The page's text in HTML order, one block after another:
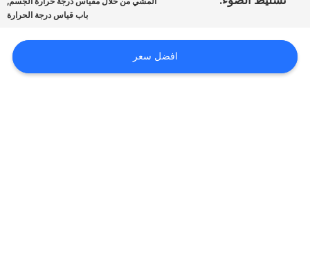
اقتباس
خريطة
الموقع
باب قياس درجة الحرارة
افضل سعر